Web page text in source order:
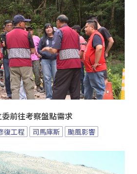
前往考察盤點需求
復工程 司馬庫斯 颱風影響